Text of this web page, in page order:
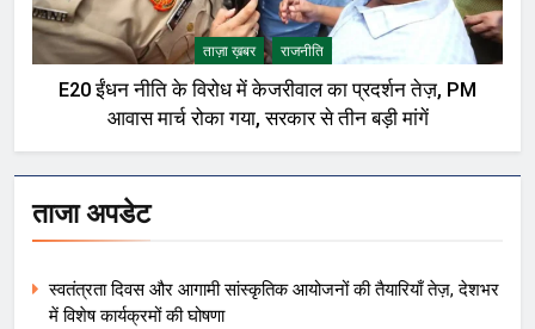
ताज़ा ख़बर राजनीति
E20 ईंधन नीति के विरोध में केजरीवाल का प्रदर्शन तेज़, PM
आवास मार्च रोका गया, सरकार से तीन बड़ी मांगें
ताजा अपडेट
स्वतंत्रता दिवस और आगामी सांस्कृतिक आयोजनों की तैयारियाँ तेज़, देशभर
में विशेष कार्यक्रमों की घोषणा